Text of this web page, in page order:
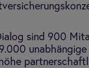
sind 900